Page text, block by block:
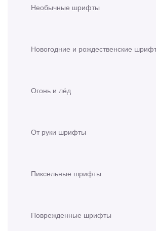
Необычные шрифты
Новогодние и рождественские
Огонь и лёд
От руки шрифты
Пиксельные шрифты
Поврежденные шрифты